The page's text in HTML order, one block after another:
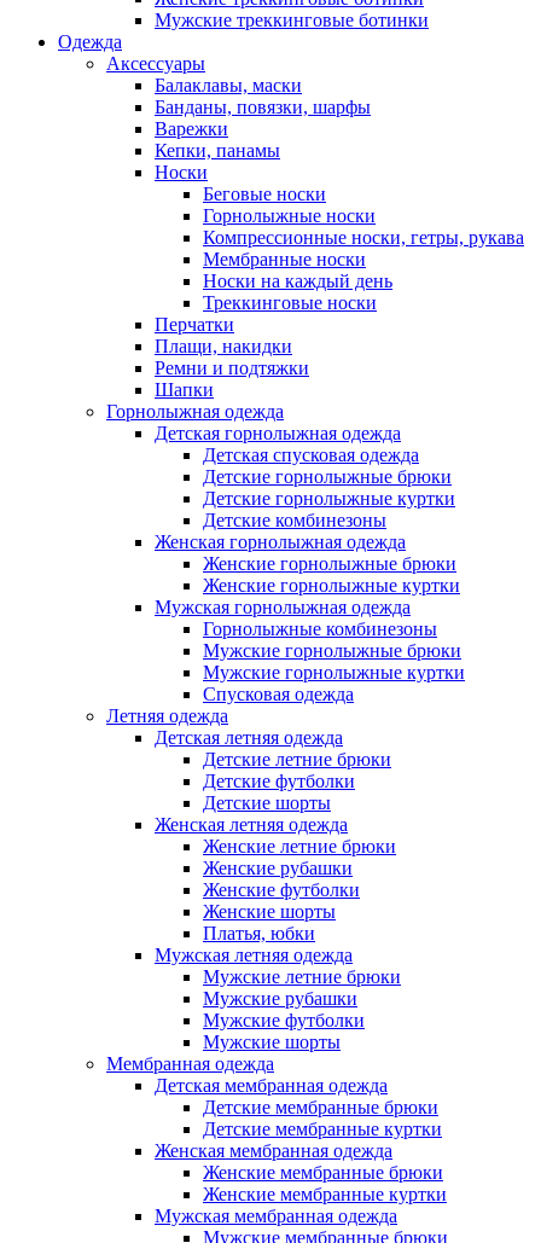
Мужские треккинговые ботинки
Одежда
Аксессуары
Балаклавы, маски
Банданы, повязки, шарфы
Варежки
Кепки, панамы
Носки
Беговые носки
Горнолыжные носки
Компрессионные носки, гетры, рукава
Мембранные носки
Носки на каждый день
Треккинговые носки
Перчатки
Плащи, накидки
Ремни и подтяжки
Шапки
Горнолыжная одежда
Детская горнолыжная одежда
Детская спусковая одежда
Детские горнолыжные брюки
Детские горнолыжные куртки
Детские комбинезоны
Женская горнолыжная одежда
Женские горнолыжные брюки
Женские горнолыжные куртки
Мужская горнолыжная одежда
Горнолыжные комбинезоны
Мужские горнолыжные брюки
Мужские горнолыжные куртки
Спусковая одежда
Летняя одежда
Детская летняя одежда
Детские летние брюки
Детские футболки
Детские шорты
Женская летняя одежда
Женские летние брюки
Женские рубашки
Женские футболки
Женские шорты
Платья, юбки
Мужская летняя одежда
Мужские летние брюки
Мужские рубашки
Мужские футболки
Мужские шорты
Мембранная одежда
Детская мембранная одежда
Детские мембранные брюки
Детские мембранные куртки
Женская мембранная одежда
Женские мембранные брюки
Женские мембранные куртки
Мужская мембранная одежда
Мужские мембранные брюки